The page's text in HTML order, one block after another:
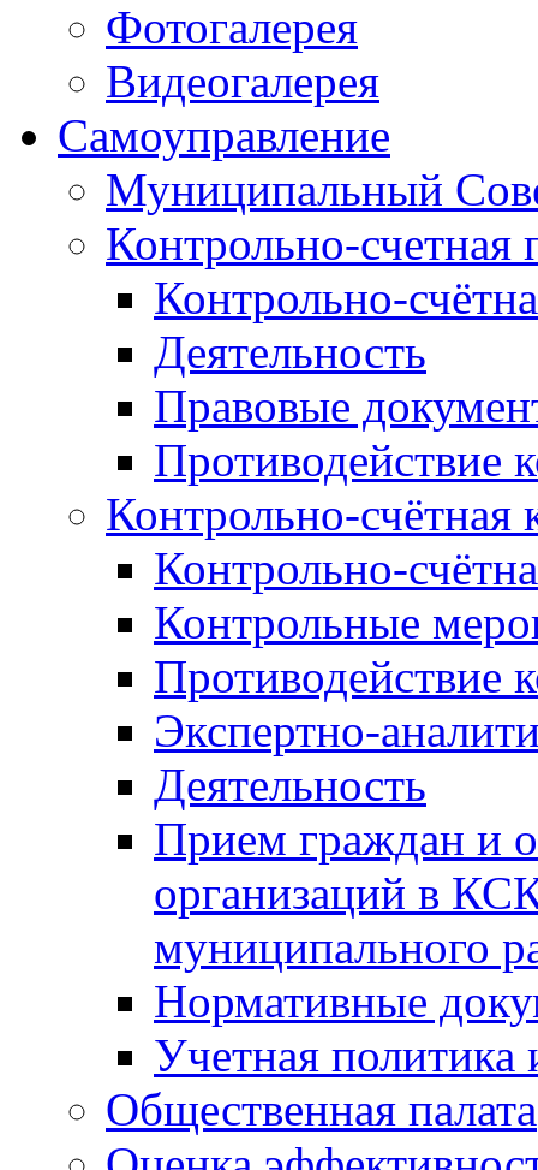
Фотогалерея
Видеогалерея
Самоуправление
Муниципальный
Контрольно-счетная
Контрольно-
Деятельность
Правовые
Противодействие
Контрольно-счётная
Контрольно-
Контрольные
Противодействие
Экспертно-
Деятельность
Прием граждан и
организаций в
муниципального
Нормативные
Учетная политика
Общественная палата